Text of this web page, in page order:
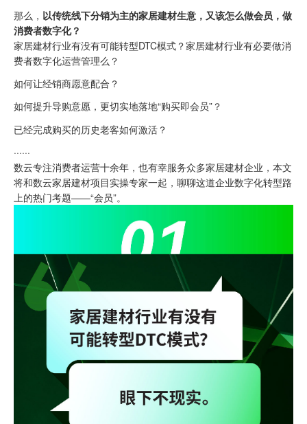
那么， 以传统线下分销为主的家居建材生意，又该怎么做会员，做
消费者数字化？
家居建材行业有没有可能转型DTC模式？家居建材行业有必要做消
费者数字化运营管理么？
如何让经销商愿意配合？
如何提升导购意愿，更切实地落地“购买即会员”？
已经完成购买的历史老客如何激活？
······
数云专注消费者运营十余年，也有幸服务众多家居建材企业，本文
将和数云家居建材项目实操专家一起，聊聊这道企业数字化转型路
上的热门考题——“会员”。